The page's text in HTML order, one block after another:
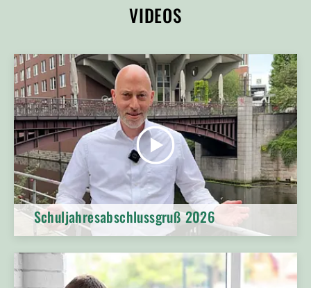
VIDEOS
Schuljahresabschlussgruß 2026